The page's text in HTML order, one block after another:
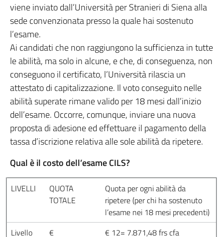
viene inviato dall’Università per Stranieri di Siena alla
sede convenzionata presso la quale hai sostenuto
l’esame.
Ai candidati che non raggiungono la sufficienza in tutte
le abilità, ma solo in alcune, e che, di conseguenza, non
conseguono il certificato, l’Università rilascia un
attestato di capitalizzazione. Il voto conseguito nelle
abilità superate rimane valido per 18 mesi dall’inizio
dell’esame. Occorre, comunque, inviare una nuova
proposta di adesione ed effettuare il pagamento della
tassa d’iscrizione relativa alle sole abilità da ripetere.
Qual è il costo dell’esame CILS?
LIVELLI
QUOTA
TOTALE
Quota per ogni abilità da
ripetere (per chi ha sostenuto
l’esame nei 18 mesi precedenti)
Livello
€ € 12= 7.871,48 frs cfa